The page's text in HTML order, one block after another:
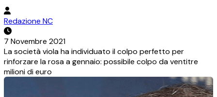
Redazione NC
7 Novembre 2021
La società viola ha individuato il colpo perfetto per
rinforzare la rosa a gennaio: possibile colpo da ventitre
milioni di euro